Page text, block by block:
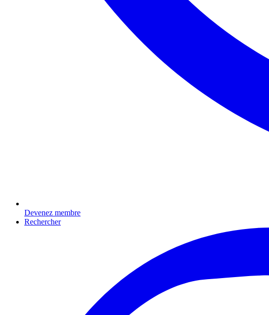
Devenez membre
Rechercher